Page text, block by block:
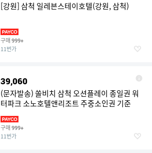
[강원] 삼척 일레븐스테이호텔(강원, 삼척)
구매 999+
11번가
39,060
(문자발송) 쏠비치 삼척 오션플레이 종일권 워
터파크 소노호텔앤리조트 주중소인권 기준
구매 999+
11번가